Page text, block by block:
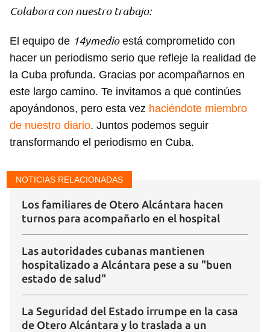
Guardar como favorito
Para poder guardar como favorito, primero has de
iniciar sesión con tu cuenta de 14ymedio.
INICIAR SESIÓN
Colabora con nuestro trabajo:
El equipo de 14ymedioestá comprometido con
hacer un periodismo serio que refleje la realidad de
la Cuba profunda. Gracias por acompañarnos en
este largo camino. Te invitamos a que continúes
apoyándonos, pero esta vez haciéndote miembro
de nuestro diario. Juntos podemos seguir
transformando el periodismo en Cuba.
NOTICIAS RELACIONADAS
Los familiares de Otero Alcántara hacen
turnos para acompañarlo en el hospital
Las autoridades cubanas mantienen
hospitalizado a Alcántara pese a su "buen
estado de salud"
La Seguridad del Estado irrumpe en la casa
de Otero Alcántara y lo traslada a un